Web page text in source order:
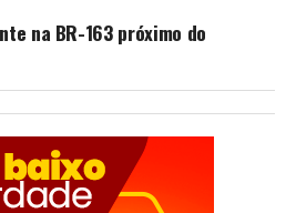
na BR-163 próximo do